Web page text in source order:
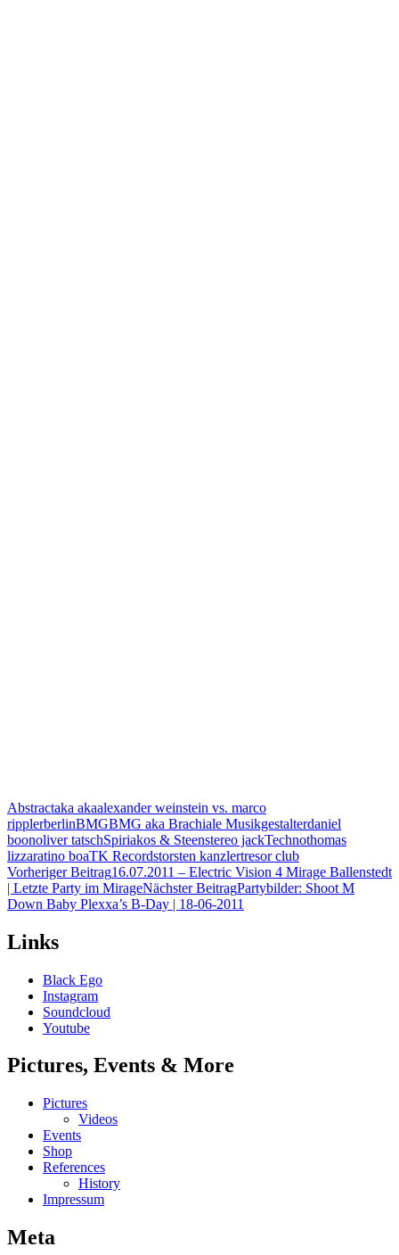
Abstractaka akaalexander weinstein vs. marco
ripplerberlinBMGBMG aka Brachiale Musikgestalterdaniel
boonoliver tatschSpiriakos & Steenstereo jackTechnothomas
lizzaratino boaTK Recordstorsten kanzlertresor club
Beitragsnavigation
Vorheriger Beitrag16.07.2011 – Electric Vision 4 Mirage Ballenstedt
| Letzte Party im MirageNächster BeitragPartybilder: Shoot M
Down Baby Plexxa’s B-Day | 18-06-2011
Links
Black Ego
Instagram
Soundcloud
Youtube
Pictures, Events & More
Pictures
Videos
Events
Shop
References
History
Impressum
Meta